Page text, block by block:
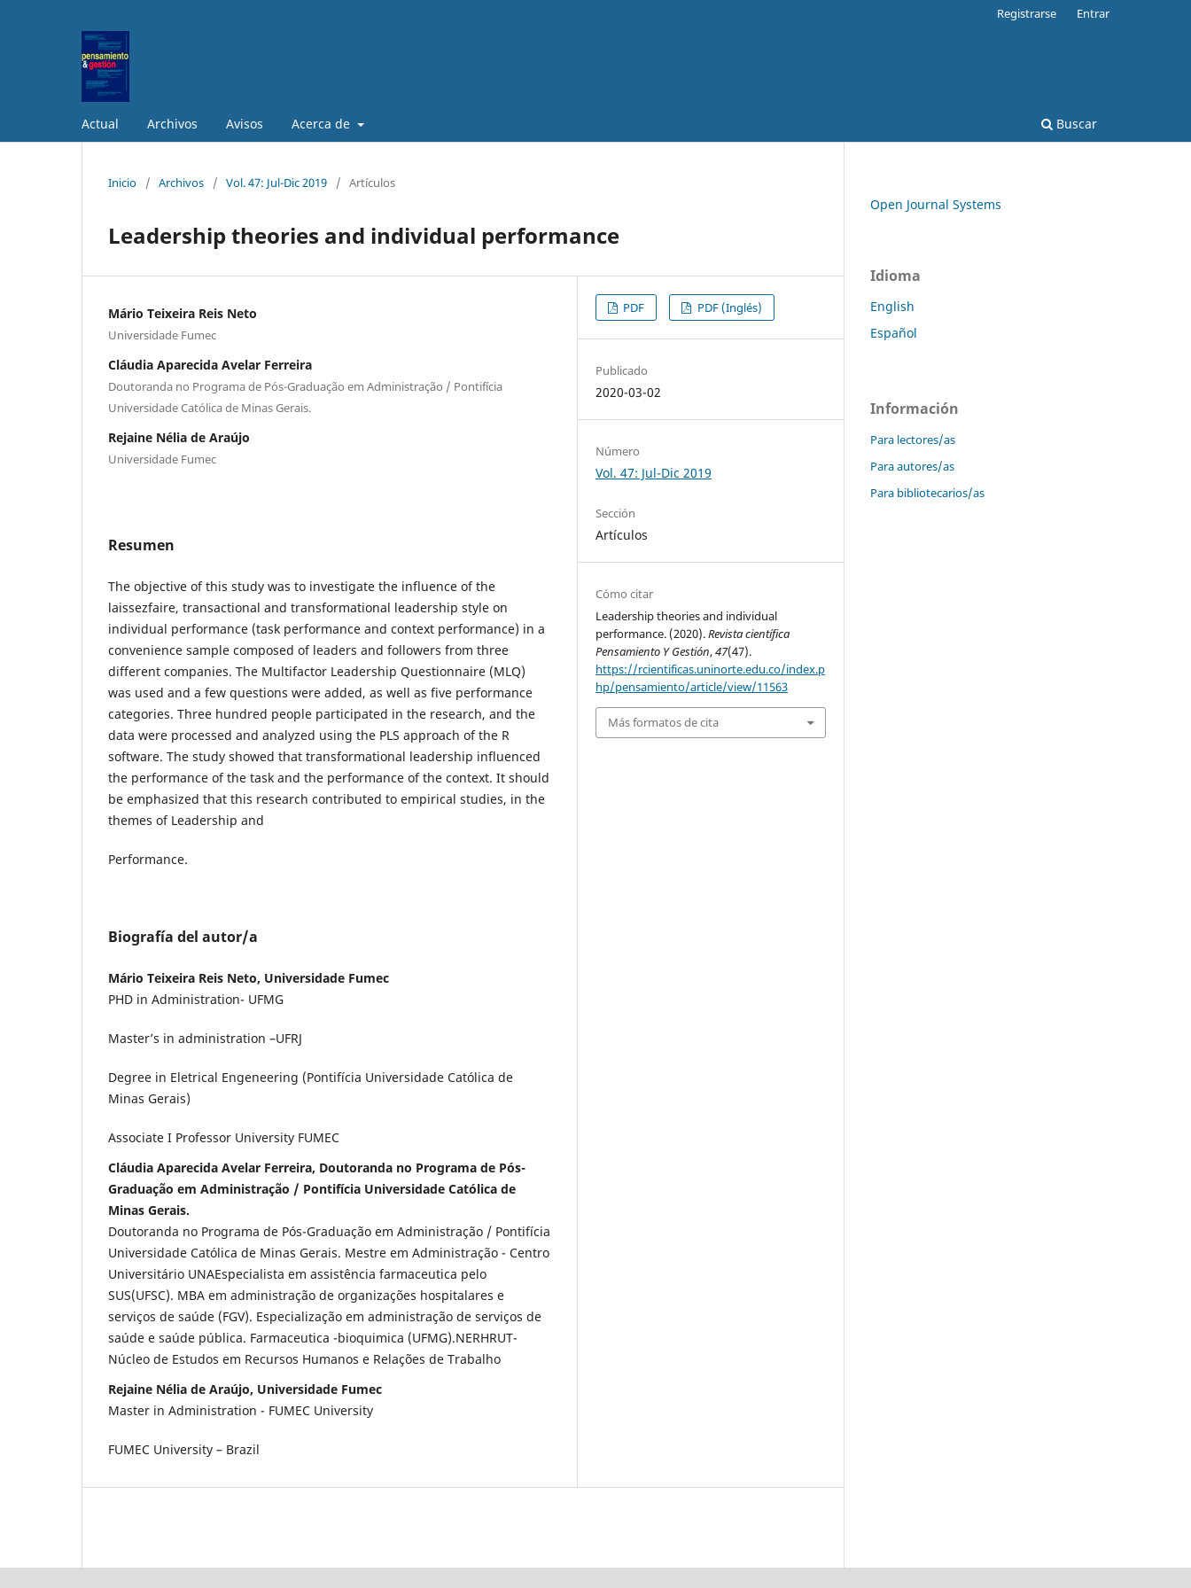
Actual Archivos Avisos Acerca de Buscar
Registrarse Entrar
Inicio / Archivos / Vol. 47: Jul-Dic 2019 / Artículos
Leadership theories and individual performance
Mário Teixeira Reis Neto
Universidade Fumec
Cláudia Aparecida Avelar Ferreira
Doutoranda no Programa de Pós-Graduação em Administração / Pontifícia
Universidade Católica de Minas Gerais.
Rejaine Nélia de Araújo
Universidade Fumec
Resumen
The objective of this study was to investigate the influence of the
laissezfaire, transactional and transformational leadership style on
individual performance (task performance and context performance) in a
convenience sample composed of leaders and followers from three
different companies. The Multifactor Leadership Questionnaire (MLQ)
was used and a few questions were added, as well as five performance
categories. Three hundred people participated in the research, and the
data were processed and analyzed using the PLS approach of the R
software. The study showed that transformational leadership influenced
the performance of the task and the performance of the context. It should
be emphasized that this research contributed to empirical studies, in the
themes of Leadership and
Performance.
Biografía del autor/a
Mário Teixeira Reis Neto, Universidade Fumec
PHD in Administration- UFMG
Master’s in administration –UFRJ
Degree in Eletrical Engeneering (Pontifícia Universidade Católica de
Minas Gerais)
Associate I Professor University FUMEC
Cláudia Aparecida Avelar Ferreira, Doutoranda no Programa de Pós-
Graduação em Administração / Pontifícia Universidade Católica de
Minas Gerais.
Doutoranda no Programa de Pós-Graduação em Administração / Pontifícia
Universidade Católica de Minas Gerais. Mestre em Administração - Centro
Universitário UNAEspecialista em assistência farmaceutica pelo
SUS(UFSC). MBA em administração de organizações hospitalares e
serviços de saúde (FGV). Especialização em administração de serviços de
saúde e saúde pública. Farmaceutica -bioquimica (UFMG).NERHRUT-
Núcleo de Estudos em Recursos Humanos e Relações de Trabalho
Rejaine Nélia de Araújo, Universidade Fumec
Master in Administration - FUMEC University
FUMEC University – Brazil
PDF PDF (Inglés)
Publicado
2020-03-02
Número
Vol. 47: Jul-Dic 2019
Sección
Artículos
Cómo citar
Leadership theories and individual
performance. (2020).Revista científica
Pensamiento Y Gestión,47(47).
https://rcientificas.uninorte.edu.co/index.p
hp/pensamiento/article/view/11563
Más formatos de cita
Open Journal Systems
Idioma
English
Español
Información
Para lectores/as
Para autores/as
Para bibliotecarios/as